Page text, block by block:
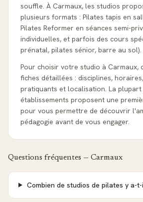
souffle. À Carmaux, les studios
plusieurs formats : Pilates tapis en
Pilates Reformer en séances semi-
individuelles, et parfois des cours
prénatal, pilates sénior, barre au sol).
Pour choisir votre studio à Carmaux,
fiches détaillées : disciplines,
pratiquants et localisation. La plupart
établissements proposent une
pour vous permettre de découvrir
pédagogie avant de vous engager.
Questions fréquentes — Carmaux
Combien de studios de pilates y a-